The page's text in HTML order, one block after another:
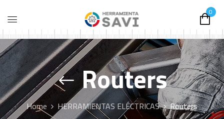
0
Routers
Home HERRAMIENTAS ELÉCTRICAS Routers